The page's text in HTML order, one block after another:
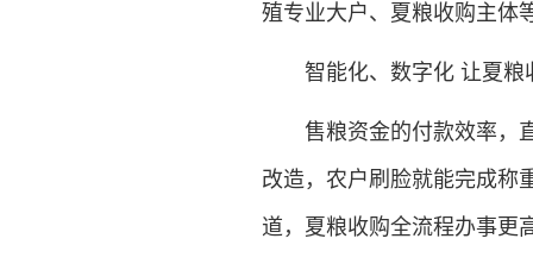
殖专业大户、夏粮收购主体
智能化、数字化 让夏粮
售粮资金的付款效率，直
改造，农户刷脸就能完成称
道，夏粮收购全流程办事更